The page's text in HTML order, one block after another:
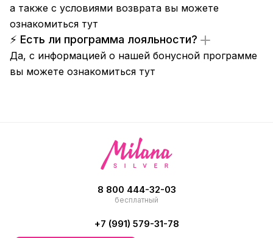
а также с условиями возврата вы можете
ознакомиться тут
⚡ Есть ли программа лояльности?
Да, с информацией о нашей бонусной программе
вы можете ознакомиться тут
8 800 444-32-03
бесплатный
+7 (991) 579-31-78